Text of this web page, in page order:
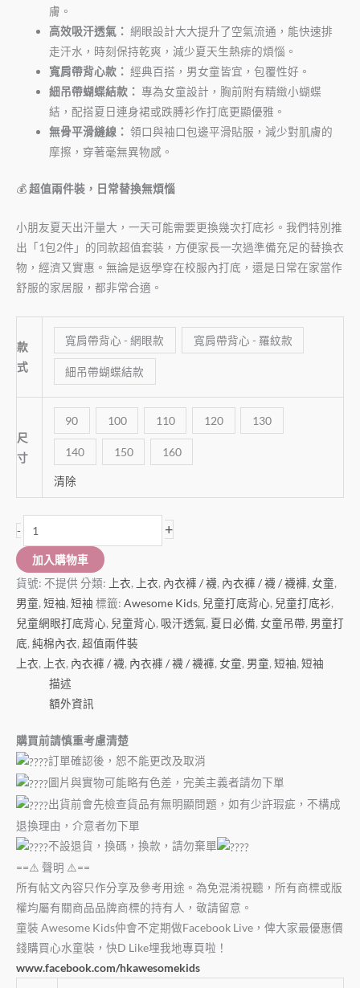
膚。
高效吸汗透氣： 網眼設計大大提升了空氣流通，能快速排
走汗水，時刻保持乾爽，減少夏天生熱痱的煩惱。
寬肩帶背心款： 經典百搭，男女童皆宜，包覆性好。
細吊帶蝴蝶結款： 專為女童設計，胸前附有精緻小蝴蝶
結，配搭夏日連身裙或跌膊衫作打底更顯優雅。
無骨平滑縫線： 領口與袖口包邊平滑貼服，減少對肌膚的
摩擦，穿著毫無異物感。
💰超值兩件裝，日常替換無煩惱
小朋友夏天出汗量大，一天可能需要更換幾次打底衫。我們特別推
出「 1包2件」的同款超值套裝，方便家長一次過準備充足的替換衣
物，經濟又實惠。無論是返學穿在校服內打底，還是日常在家當作
舒服的家居服，都非常合適。
款
式
寬肩帶背心 - 網眼款 寬肩帶背心 - 羅紋款
細吊帶蝴蝶結款
尺
寸
90 100 110 120 130
140 150 160
清除
- +
加入購物車
貨號: 不提供 分類: 上衣, 上衣, 內衣褲 / 襪, 內衣褲 / 襪 / 襪褲,女童,
男童,短袖,短袖 標籤: Awesome Kids, 兒童打底背心, 兒童打底衫,
兒童網眼打底背心, 兒童背心, 吸汗透氣, 夏日必備,女童吊帶, 男童打
底,純棉內衣,超值兩件裝
上衣, 上衣, 內衣褲 / 襪, 內衣褲 / 襪 / 襪褲,女童, 男童,短袖,短袖
描述
額外資訊
購買前請慎重考慮清楚
訂單確認後，恕不能更改及取消
圖片與實物可能略有色差，完美主義者請勿下單
出貨前會先檢查貨品有無明顯問題，如有少許瑕疵，不構成
退換理由，介意者勿下單
不設退貨，換碼，換款，請勿棄單
==⚠️ 聲明 ⚠️==
所有帖文內容只作分享及參考用途。為免混淆視聽，所有商標或版
權均屬有關商品品牌商標的持有人，敬請留意。
童裝 Awesome Kids仲會不定期做Facebook Live，俾大家最優惠價
錢購買心水童裝，快D Like埋我地專頁啦！
www.facebook.com/hkawesomekids